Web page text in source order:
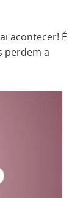
acontecer! É
perdem a